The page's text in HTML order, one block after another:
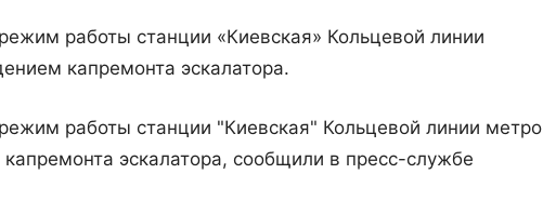
работы станции «Киевская» Кольцевой линии
капремонта эскалатора.
работы станции "Киевская" Кольцевой линии метро
эскалатора, сообщили в пресс-службе